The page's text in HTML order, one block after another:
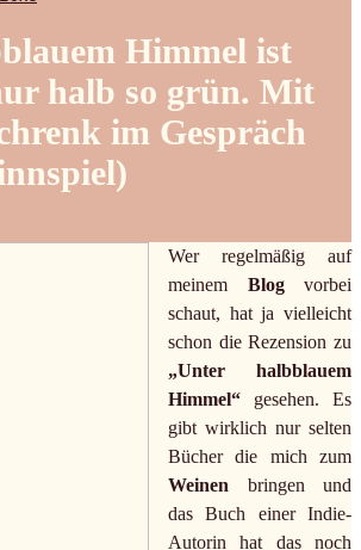
Himmel ist
halb so grün. Mit
im Gespräch
Wer regelmäßig auf
meinem Blogvorbei
schaut, hat ja vielleicht
schon die Rezension zu
„Unter halbblauem
Himmel“ gesehen. Es
gibt wirklich nur selten
Bücher die mich zum
Weinen bringen und
das Buch einer Indie-
Autorin hat das noch